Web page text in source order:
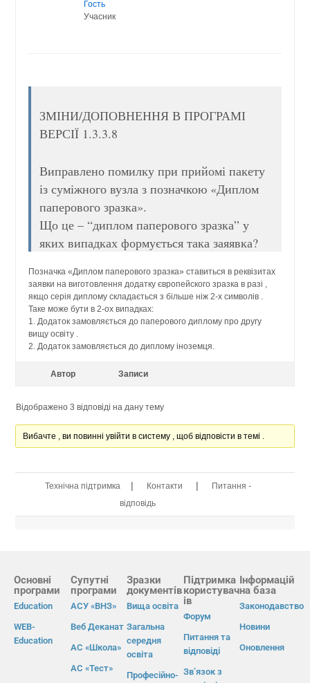
Гость
Учасник
ЗМІНИ/ДОПОВНЕННЯ В ПРОГРАМІ
ВЕРСІЇ 1.3.3.8
Виправлено помилку при прийомі пакету
із суміжного вузла з позначкою «Диплом
паперового зразка».
Що це – “диплом паперового зразка” у
яких випадках формується така заяявка?
Позначка «Диплом паперового зразка» ставиться в реквізитах
заявки на виготовлення додатку європейского зразка в разі ,
якщо серія диплому складається з більше ніж 2-х символів .
Таке може бути в 2-ох випадках:
1. Додаток замовляється до паперового диплому про другу
вищу освіту .
2. Додаток замовляється до диплому іноземця.
Автор Записи
Відображено 3 відповіді на дану тему
Вибачте , ви повинні увійти в систему , щоб відповісти в темі .
Технічна підтримка | Контакти |
Питання -
відповідь
Основні
програми
Education
WEB-
Education
Супутні
програми
АСУ «ВНЗ»
Веб Деканат
АС «Школа»
АС «Тест»
Зразки
документів
Вища освіта
Загальна
середня
освіта
Професійно-
Підтримка
користувач
ів
Форум
Питання та
відповіді
Зв’язок з
Інформацій
на база
Законодавство
Новини
Оновлення